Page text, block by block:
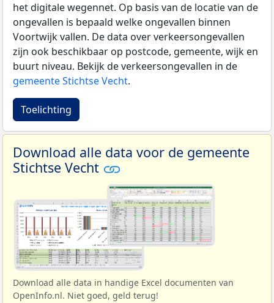
het digitale wegennet. Op basis van de locatie van de
ongevallen is bepaald welke ongevallen binnen
Voortwijk vallen. De data over verkeersongevallen
zijn ook beschikbaar op postcode, gemeente, wijk en
buurt niveau. Bekijk de verkeersongevallen in de
gemeente Stichtse Vecht.
Toelichting
Download alle data voor de gemeente
Stichtse Vecht
Download alle data in handige Excel documenten van
OpenInfo.nl. Niet goed, geld terug!